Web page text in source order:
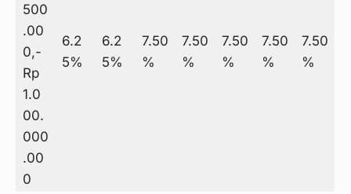
500
.00
0,-
Rp
1.0
00.
000
.00
0
6.2
5%
6.2
5%
7.50
%
7.50
%
7.50
%
7.50
%
7.50
%